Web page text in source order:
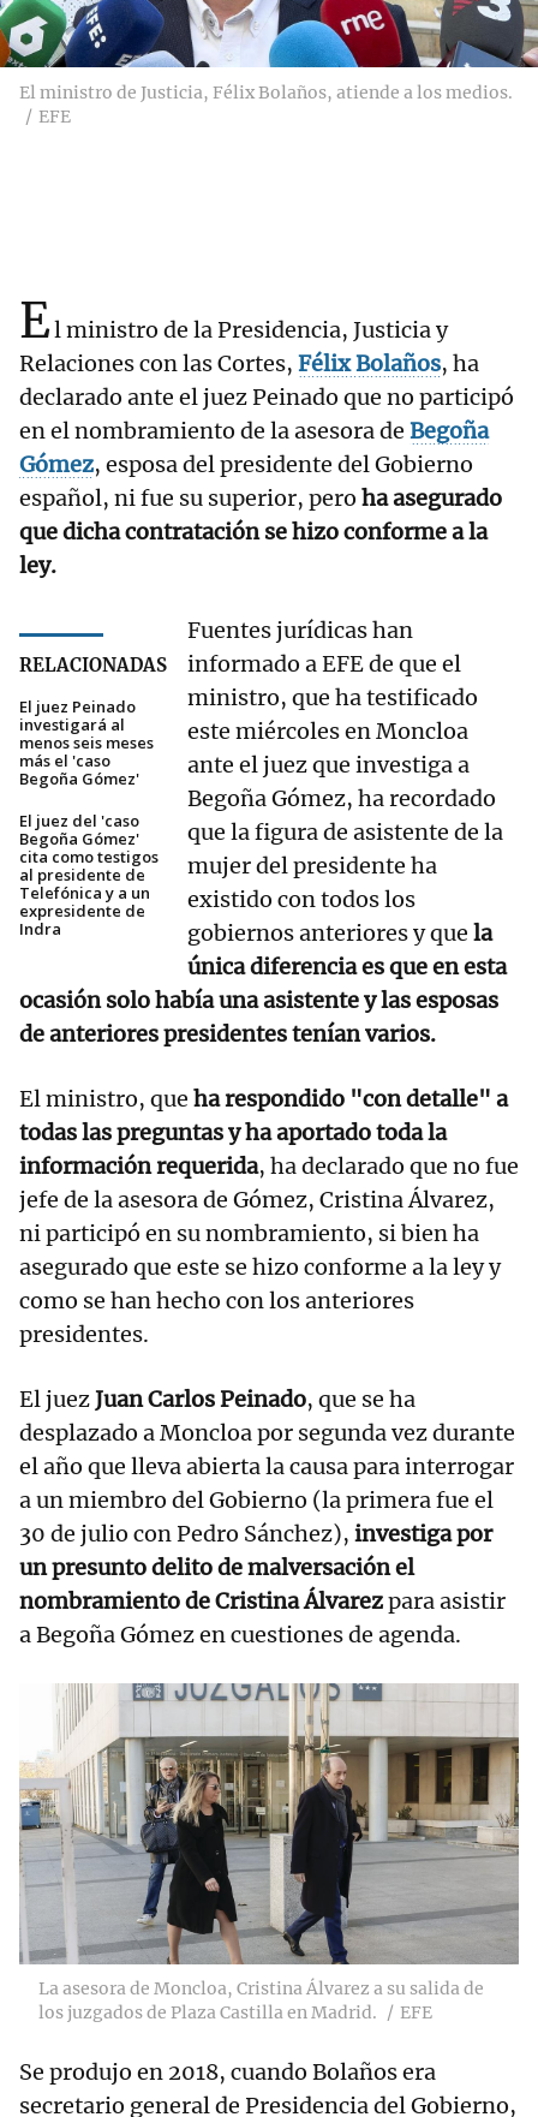
El ministro de Justicia, Félix Bolaños, atiende a los medios.
EFE
El ministro de la Presidencia, Justicia y
Relaciones con las Cortes, Félix Bolaños, ha
declarado ante el juez Peinado que no participó
en el nombramiento de la asesora de Begoña
Gómez, esposa del presidente del Gobierno
español, ni fue su superior, pero ha asegurado
que dicha contratación se hizo conforme a la
ley.
RELACIONADAS
El juez Peinado
investigará al
menos seis meses
más el 'caso
Begoña Gómez'
El juez del 'caso
Begoña Gómez'
cita como testigos
al presidente de
Telefónica y a un
expresidente de
Indra
Fuentes jurídicas han
informado a EFE de que el
ministro, que ha testificado
este miércoles en Moncloa
ante el juez que investiga a
Begoña Gómez, ha recordado
que la figura de asistente de la
mujer del presidente ha
existido con todos los
gobiernos anteriores y que la
única diferencia es que en esta
ocasión solo había una asistente y las esposas
de anteriores presidentes tenían varios.
El ministro, que ha respondido "con detalle" a
todas las preguntas y ha aportado toda la
información requerida, ha declarado que no fue
jefe de la asesora de Gómez, Cristina Álvarez,
ni participó en su nombramiento, si bien ha
asegurado que este se hizo conforme a la ley y
como se han hecho con los anteriores
presidentes.
El juezJuan Carlos Peinado, que se ha
desplazado a Moncloa por segunda vez durante
el año que lleva abierta la causa para interrogar
a un miembro del Gobierno (la primera fue el
30 de julio con Pedro Sánchez), investiga por
un presunto delito de malversación el
nombramiento de Cristina Álvarezpara asistir
a Begoña Gómez en cuestiones de agenda.
La asesora de Moncloa, Cristina Álvarez a su salida de
los juzgados de Plaza Castilla en Madrid.
EFE
Se produjo en 2018, cuando Bolaños era
secretario general de Presidencia del Gobierno,